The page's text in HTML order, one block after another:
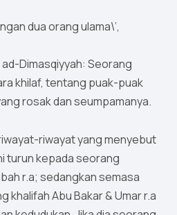
dua orang ulama\’,
ad-Dimasqiyyah: Seorang
khilaf, tentang puak-puak
rosak dan seumpamanya.
riwayat yang menyebut
turun kepada seorang
r.a; sedangkan semasa
khalifah Abu Bakar & Umar r.a